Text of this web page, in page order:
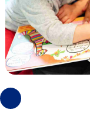
Photos
précédentes